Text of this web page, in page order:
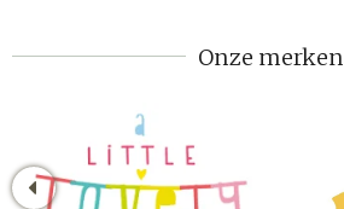
Onze merken